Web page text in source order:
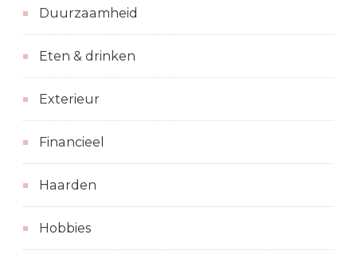
Duurzaamheid
Eten & drinken
Exterieur
Financieel
Haarden
Hobbies